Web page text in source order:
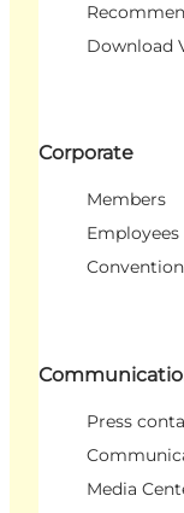
Download
Corporate
Members
Employees
Press
Media